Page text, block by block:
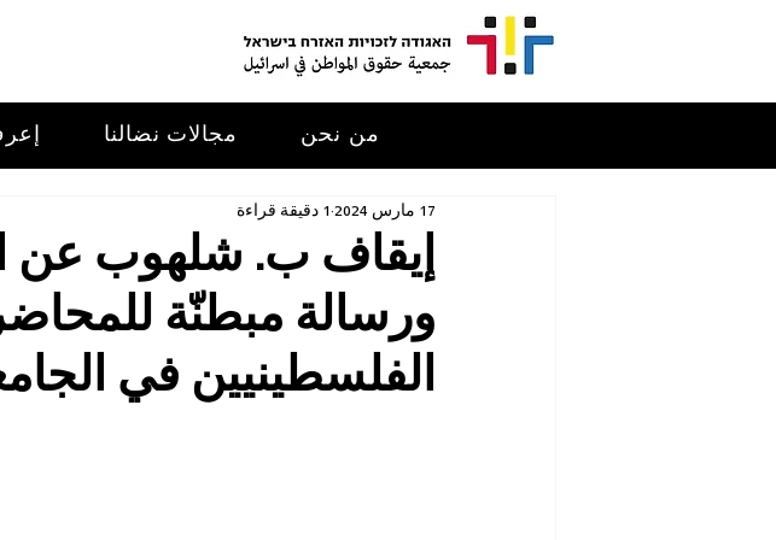
من نحن مجالات نضالنا
إيقاف ب. شلهوب عن
ورسالة مبطنّة
الفلسطينيين في
17 مارس 2024 1 دقيقة قراءة